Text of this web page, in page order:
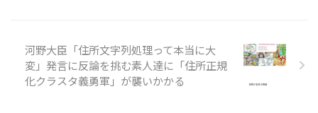
河野大臣「住所文字列処理って本当に大
変」発言に反論を挑む素人達に「住所正規
化クラスタ義勇軍」が襲いかかる